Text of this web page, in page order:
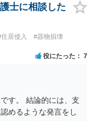
書かれ精神的苦痛生活
代 のうち、修理代の
士に相談した
住居侵入
#器物損壊
役にたった 7
す。 結論的には、支
めるような発言をし